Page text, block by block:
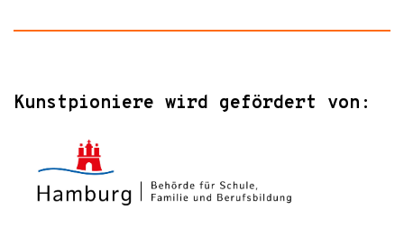
Kunstpioniere wird gefördert von: